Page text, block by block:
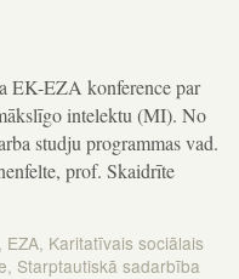
EK-EZA konference par
intelektu (MI). No
studju programmas vad.
prof. Skaidrīte
EZA, Karitatīvais sociālais
, Starptautiskā sadarbība